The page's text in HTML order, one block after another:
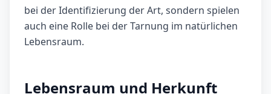
bei der Identifizierung der Art, sondern spielen
auch eine Rolle bei der Tarnung im natürlichen
Lebensraum.
Lebensraum und Herkunft